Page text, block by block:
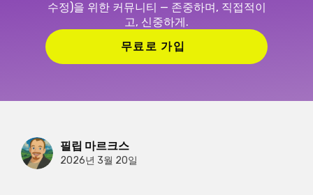
수정)을 위한 커뮤니티 — 존중하며, 직접적이
고, 신중하게.
무료로 가입
필립 마르크스
2026년 3월 20일